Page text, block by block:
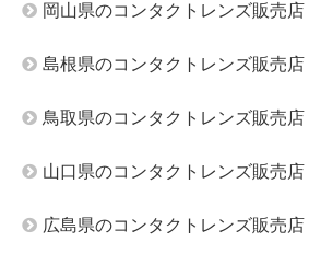
岡山県のコンタクトレンズ販売店
島根県のコンタクトレンズ販売店
鳥取県のコンタクトレンズ販売店
山口県のコンタクトレンズ販売店
広島県のコンタクトレンズ販売店